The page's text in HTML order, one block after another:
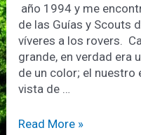
año 1994 y me
de las Guías y Scouts
víveres a los rovers.
grande, en verdad era
de un color; el nuestro
vista de …
Mi
Read More »